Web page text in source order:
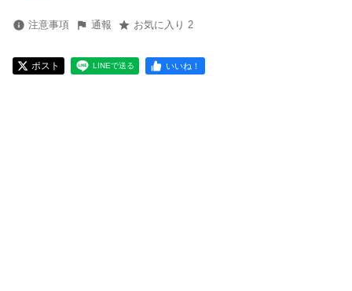
注意事項 通報 お気に入り 2
ポスト LINEで送る いいね！